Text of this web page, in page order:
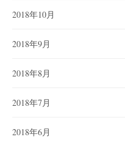
2018年10月
2018年9月
2018年8月
2018年7月
2018年6月